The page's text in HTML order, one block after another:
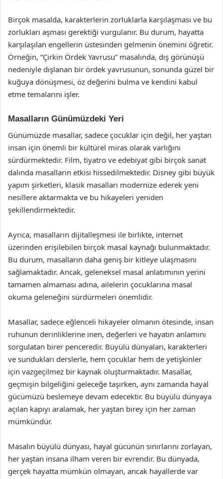
Birçok masalda, karakterlerin zorluklarla karşılaşması ve bu
zorlukları aşması gerektiği vurgulanır. Bu durum, hayatta
karşılaşılan engellerin üstesinden gelmenin önemini öğretir.
Örneğin, “Çirkin Ördek Yavrusu” masalında, dış görünüşü
nedeniyle dışlanan bir ördek yavrusunun, sonunda güzel bir
kuğuya dönüşmesi, öz değerini bulma ve kendini kabul
etme temalarını işler.
Masalların Günümüzdeki Yeri
Günümüzde masallar, sadece çocuklar için değil, her yaştan
insan için önemli bir kültürel miras olarak varlığını
sürdürmektedir. Film, tiyatro ve edebiyat gibi birçok sanat
dalında masalların etkisi hissedilmektedir. Disney gibi büyük
yapım şirketleri, klasik masalları modernize ederek yeni
nesillere aktarmakta ve bu hikayeleri yeniden
şekillendirmektedir.
Ayrıca, masalların dijitalleşmesi ile birlikte, internet
üzerinden erişilebilen birçok masal kaynağı bulunmaktadır.
Bu durum, masalların daha geniş bir kitleye ulaşmasını
sağlamaktadır. Ancak, geleneksel masal anlatımının yerini
tamamen almaması adına, ailelerin çocuklarına masal
okuma geleneğini sürdürmeleri önemlidir.
Masallar, sadece eğlenceli hikayeler olmanın ötesinde, insan
ruhunun derinliklerine inen, değerleri ve hayatın anlamını
sorgulatan birer penceredir. Büyülü dünyaları, karakterleri
ve sundukları derslerle, hem çocuklar hem de yetişkinler
için vazgeçilmez bir kaynak oluşturmaktadır. Masallar,
geçmişin bilgeliğini geleceğe taşırken, aynı zamanda hayal
gücümüzü beslemeye devam edecektir. Bu büyülü dünyaya
açılan kapıyı aralamak, her yaştan birey için her zaman
mümkündür.
Masalın büyülü dünyası, hayal gücünün sınırlarını zorlayan,
her yaştan insana ilham veren bir evrendir. Bu dünyada,
gerçek hayatta mümkün olmayan, ancak hayallerde var